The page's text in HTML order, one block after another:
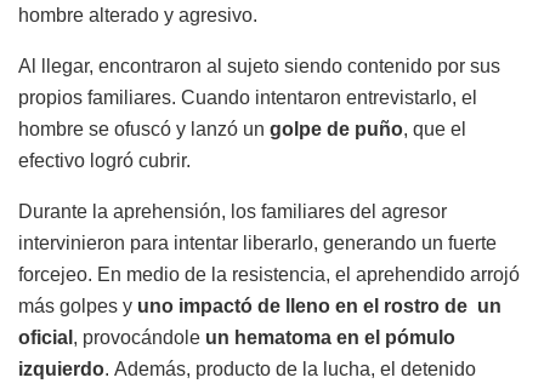
hombre alterado y agresivo.
Al llegar, encontraron al sujeto siendo contenido por sus
propios familiares. Cuando intentaron entrevistarlo, el
hombre se ofuscó y lanzó un golpe de puño, que el
efectivo logró cubrir.
Durante la aprehensión, los familiares del agresor
intervinieron para intentar liberarlo, generando un fuerte
forcejeo. En medio de la resistencia, el aprehendido arrojó
más golpes y uno impactó de lleno en el rostro de un
oficial , provocándole un hematoma en el pómulo
izquierdo. Además, producto de la lucha, el detenido